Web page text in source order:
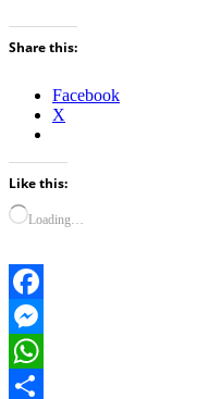
Share this:
Facebook
X
Like this:
Loading…
Facebook
Messenger
WhatsApp